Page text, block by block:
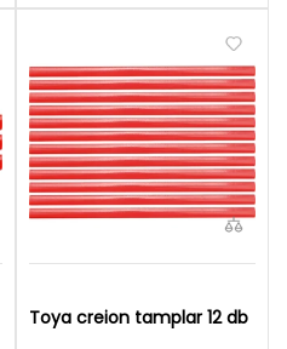
Toya creion tamplar 12 db